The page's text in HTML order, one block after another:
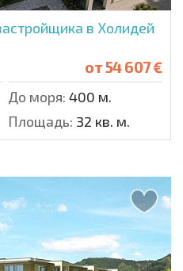
в Холидей
от54 607 €
До моря: 400 м.
Площадь: 32 кв. м.